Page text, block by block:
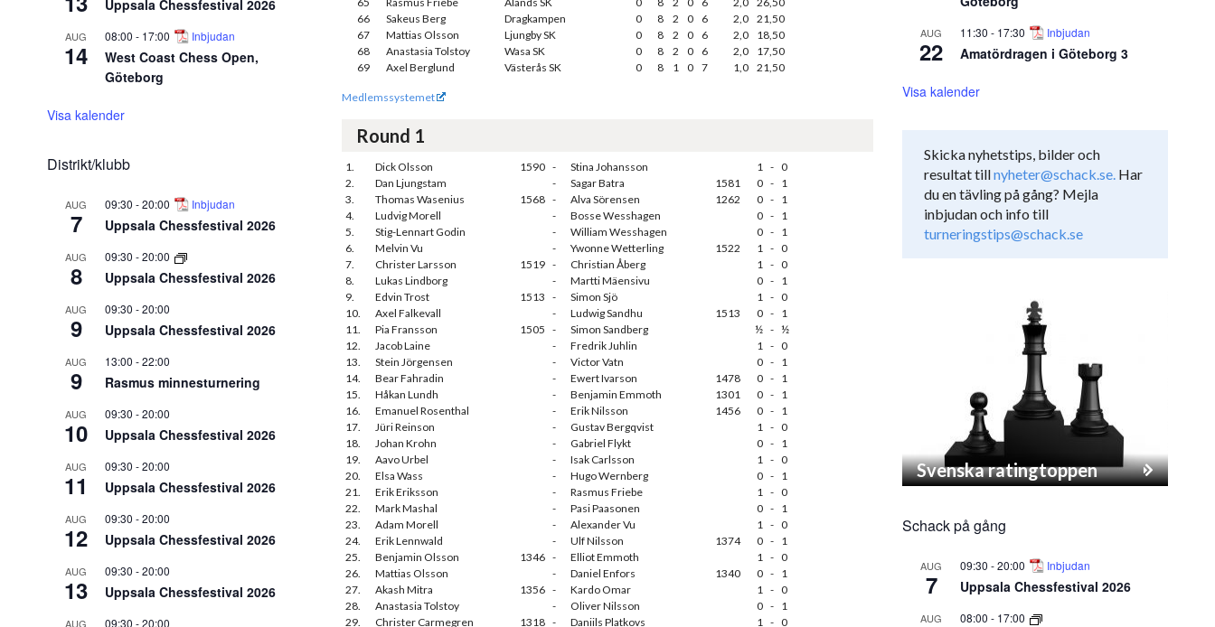
Uppsala Chessfestival 2026
AUG
14
08:00 - 17:00 Inbjudan
West Coast Chess Open,
Göteborg
Visa kalender
Distrikt/klubb
AUG
7
09:30 -20:00 Inbjudan
Uppsala Chessfestival 2026
AUG
8
09:30 -20:00
Uppsala Chessfestival 2026
AUG
9
09:30 -20:00
Uppsala Chessfestival 2026
AUG
9
13:00 -22:00
Rasmus minnesturnering
AUG
10
09:30 -20:00
Uppsala Chessfestival 2026
AUG
11
09:30 -20:00
Uppsala Chessfestival 2026
AUG
12
09:30 -20:00
Uppsala Chessfestival 2026
AUG
13
09:30 -20:00
Uppsala Chessfestival 2026
AUG 09:30 -20:00
66
Sakeus Berg Dragkampen 0 8 2 0 6 2,0 21,50
67
Mattias Olsson Ljungby SK 0 8 2 0 6 2,0
18,50
68
Anastasia Tolstoy Wasa SK 0 8 2 0 6 2,0
17,50
69
Axel Berglund Västerås SK 0 8 1 0 7 1,0 21,50
Medlemssystemet
Round 1
1. Dick Olsson 1590 - Stina Johansson 1 - 0
2.
Dan Ljungstam - Sagar Batra 1581 0 - 1
3.
Thomas Wasenius 1568 - Alva Sörensen 1262 0 - 1
4.
Ludvig Morell - Bosse Wesshagen 0 - 1
5.
Stig-Lennart Godin - William Wesshagen 0 - 1
6.
Melvin Vu - Ywonne Wetterling 1522 1 - 0
7.
Christer Larsson 1519 - Christian Åberg 1 - 0
8.
Lukas Lindborg - Martti Mäensivu 0 - 1
9.
Edvin Trost 1513 - Simon Sjö 1 - 0
10.
Axel Falkevall - Ludwig Sandhu 1513 0 - 1
11.
Pia Fransson 1505 - Simon Sandberg ½ - ½
12.
Jacob Laine - Fredrik Juhlin 1 - 0
13.
Stein Jörgensen - Victor Vatn 0 - 1
14.
Bear Fahradin - Ewert Ivarson 1478 0 - 1
15.
Håkan Lundh - Benjamin Emmoth 1301 0 - 1
16.
Emanuel Rosenthal - Erik Nilsson 1456 0 - 1
17.
Jüri Reinson - Gustav Bergqvist 1 - 0
18.
Johan Krohn - Gabriel Flykt 0 - 1
19.
Aavo Urbel - Isak Carlsson 1 - 0
20.
Elsa Wass - Hugo Wernberg 0 - 1
21.
Erik Eriksson - Rasmus Friebe 1 - 0
22.
Mark Mashal - Pasi Paasonen 0 - 1
23.
Adam Morell - Alexander Vu 1 - 0
24.
Erik Lennwald - Ulf Nilsson 1374 0 - 1
25.
Benjamin Olsson 1346 - Elliot Emmoth 1 - 0
26.
Mattias Olsson - Daniel Enfors 1340 0 - 1
27.
Akash Mitra 1356 - Kardo Omar 1 - 0
28.
Anastasia Tolstoy - Oliver Nilsson 0 - 1
29.
Christer Carmegren 1318 - Daniils Platkovs 1 - 0
AUG
22
11:30 - 17:30 Inbjudan
Amatördragen i Göteborg 3
Visa kalender
Skicka nyhetstips, bilder och
resultat tillnyheter@schack.se. Har
du en tävling på gång? Mejla
inbjudan och info till
turneringstips@schack.se
Svenska ratingtoppen
Schack på gång
AUG
7
09:30 -20:00 Inbjudan
Uppsala Chessfestival 2026
AUG 08:00 - 17:00